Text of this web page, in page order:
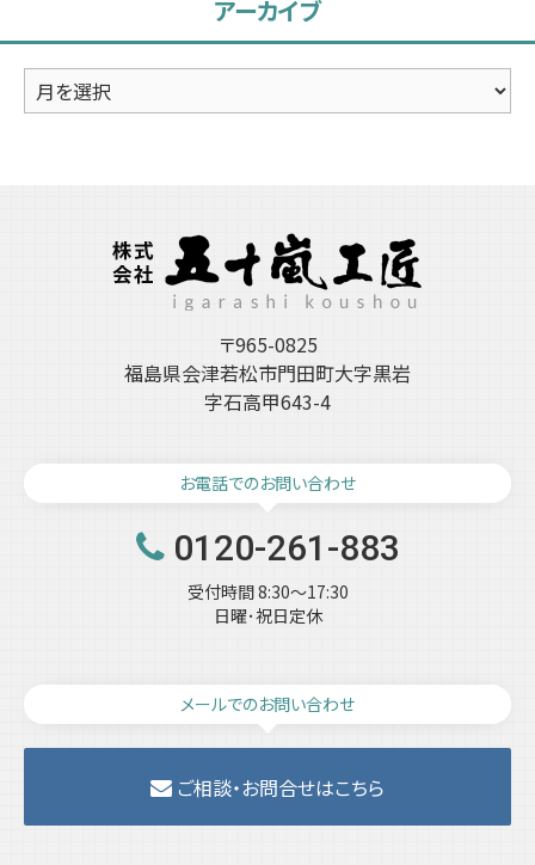
アーカイブ
ア
ー
〒965-0825
福島県会津若松市門田町大字黒岩
字石高甲643-4
お電話でのお問い合わせ
0120-261-883
受付時間 8:30～17:30
日曜･祝日定休
メールでのお問い合わせ
ご相談・お問合せはこちら